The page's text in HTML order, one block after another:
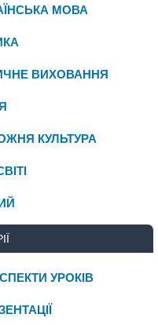
МОВА
ВИХОВАННЯ
КУЛЬТУРА
УРОКІВ